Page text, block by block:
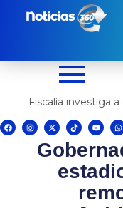
F
a
c
I
n
s
X
-
t
w
i
T
i
k
t
o
Y
o
u
t
e
h
a
t
s
p
p